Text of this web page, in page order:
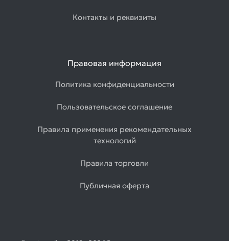
Контакты и реквизиты
Правовая информация
Политика конфиденциальности
Пользовательское соглашение
Правила применения рекомендательных
технологий
Правила торговли
Публичная оферта